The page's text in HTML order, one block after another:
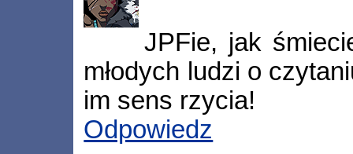
JPFie, jak
młodych ludzi o
im sens rzycia!
Odpowiedz